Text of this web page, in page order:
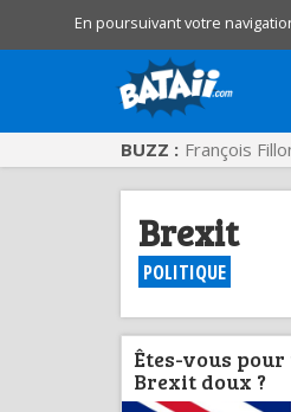
En poursuivant votre
BUZZ : François
Brexit
POLITIQUE
Êtes-vous
Brexit doux ?